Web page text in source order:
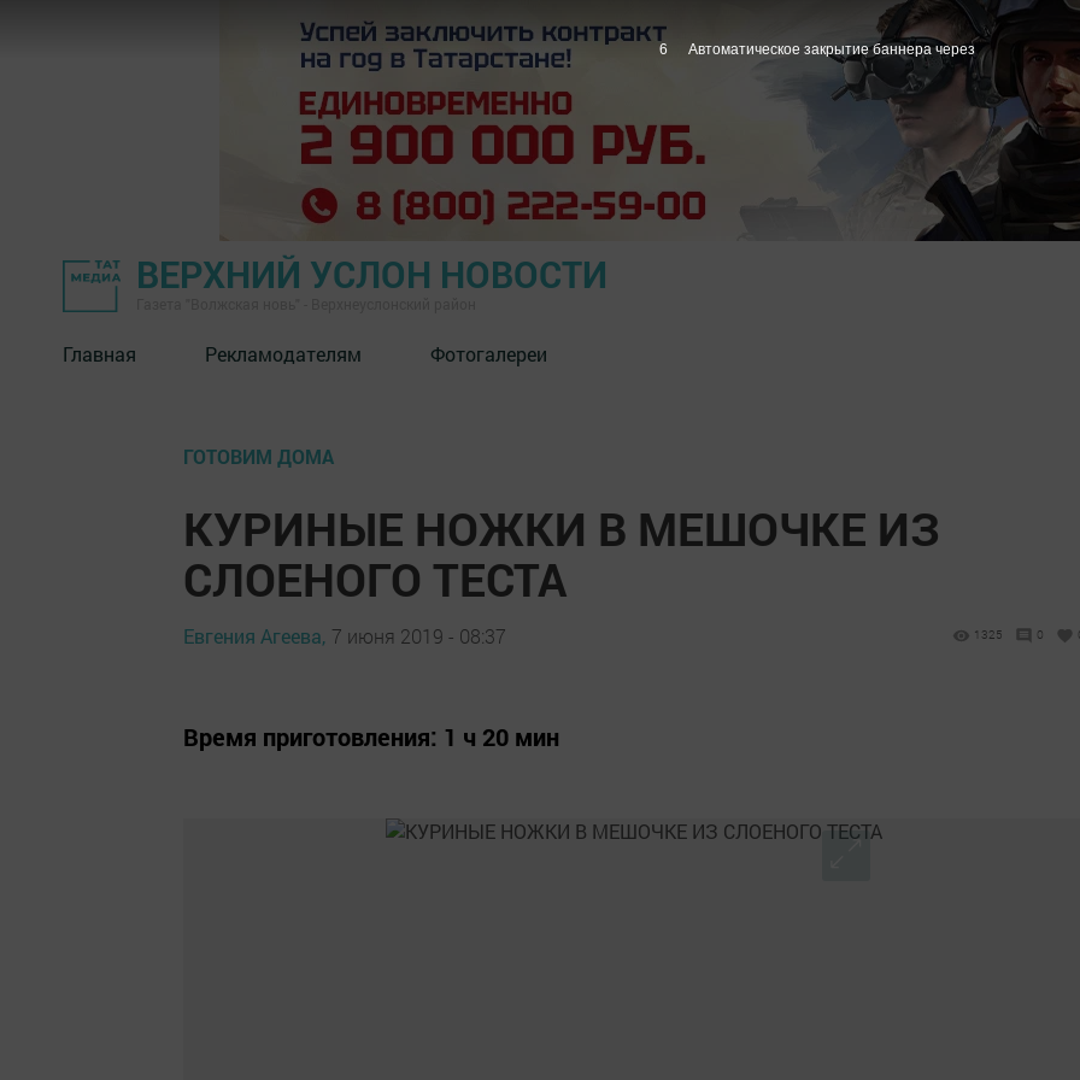
ВЕРХНИЙ УСЛОН НОВОСТИ
Главная Рекламодателям Фотогалереи
ГОТОВИМ ДОМА
КУРИНЫЕ НОЖКИ В МЕШОЧКЕ ИЗ
СЛОЕНОГО ТЕСТА
Евгения Агеева, 7 июня 2019 - 08:37 1325 0
Время приготовления: 1 ч 20 мин
5 Автоматическое закрытие баннера через